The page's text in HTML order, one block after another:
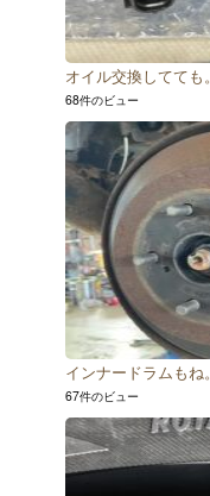
オイル交換してても。
68件のビュー
インナードラムもね。
67件のビュー